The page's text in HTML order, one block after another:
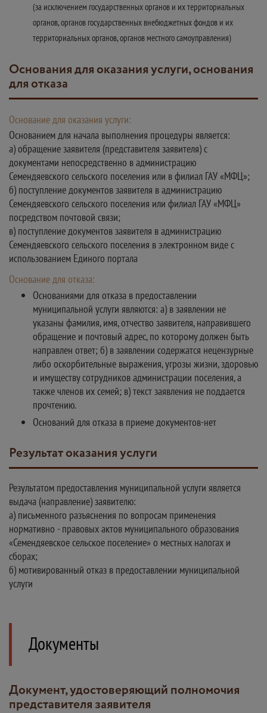
(за исключением государственных органов и их территориальных
органов, органов государственных внебюджетных фондов и их
территориальных органов, органов местного самоуправления)
Основания для оказания услуги, основания
для отказа
Основание для оказания услуги:
Основанием для начала выполнения процедуры является:
а) обращение заявителя (представителя заявителя) с
документами непосредственно в администрацию
Семендяевского сельского поселения или в филиал ГАУ «МФЦ»;
б) поступление документов заявителя в администрацию
Семендяевского сельского поселения или филиал ГАУ «МФЦ»
посредством почтовой связи;
в) поступление документов заявителя в администрацию
Семендяевского сельского поселения в электронном виде с
использованием Единого портала
Основание для отказа:
Основаниями для отказа в предоставлении
муниципальной услуги являются: а) в заявлении не
указаны фамилия, имя, отчество заявителя, направившего
обращение и почтовый адрес, по которому должен быть
направлен ответ; б) в заявлении содержатся нецензурные
либо оскорбительные выражения, угрозы жизни, здоровью
и имуществу сотрудников администрации поселения, а
также членов их семей; в) текст заявления не поддается
прочтению.
Оснований для отказа в приеме документов-нет
Результат оказания услуги
Результатом предоставления муниципальной услуги является
выдача (направление) заявителю:
а) письменного разъяснения по вопросам применения
нормативно - правовых актов муниципального образования
«Семендяевское сельское поселение» о местных налогах и
сборах;
б) мотивированный отказ в предоставлении муниципальной
услуги
Документы
Документ, удостоверяющий полномочия
представителя заявителя